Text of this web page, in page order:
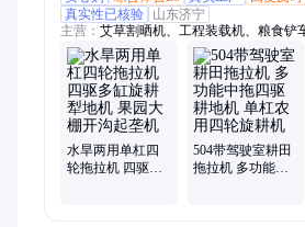
真实性已核验
山东济宁
主营： 艾草割晒机、工程装载机、粮食铲
打药机、割到机、小铲车、玉米秸秆、蔬
红薯起垄覆膜机、果园大棚、收管打药机
香割、除雪机、大棚开沟机、鱼饲料、矿
机、汽油割草机、地膜覆盖机、芹菜种植
起垄机
水旱两用单杠四
轮拖拉机 四驱多
504带驾驶室耕田
拖拉机 多功能中